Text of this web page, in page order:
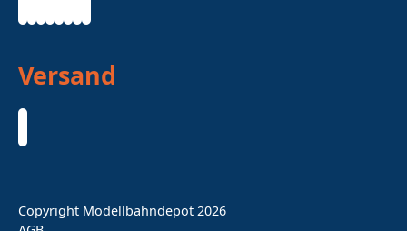
Versand
Copyright Modellbahndepot 2026